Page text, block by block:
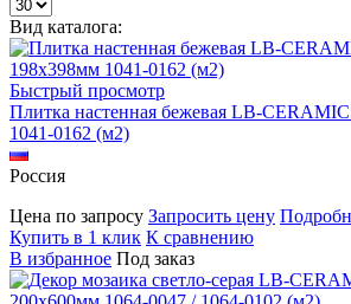
Вид каталога:
Быстрый просмотр
Плитка настенная бежевая LB-
1041-0162 (м2)
Россия
Цена по запросу Запросить цену
Купить в 1 клик К сравнению
В избранное Под заказ